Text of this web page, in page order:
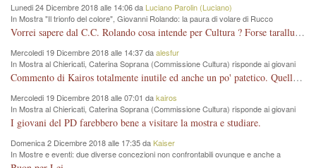
Lunedi 24 Dicembre 2018 alle 14:06 da Luciano Parolin (Luciano)
In Mostra "Il trionfo del colore", Giovanni Rolando: la paura di volare di Rucco
Vorrei sapere dal C.C. Rolando cosa intende per Cultura ? Forse tarallucci, vino e sagre, o spaghetti tricolori del PD ? Il continuo (s)parlare della mostra a Palazzo Chiericati caro consigliere DANNEGGIA FORTEMENTE l'immagine della città TUTTA e fa deviare i consensi che in RUSSIA (badi bene ex U.R.S.S.) sono ECCELLENTI. A livello artistico l'evento è di alta Valenza culturale, COMPITO di Tutta la Cittadinanza fare il possibile per propagandare l'iniziativa senza farne UN CASO PARTITICO come fa Lei da sempre. Meno Gazebo + Partecipazione! E così sia. Amen.
Mercoledi 19 Dicembre 2018 alle 14:37 daalesfur
In Mostra al Chiericati, Caterina Soprana (Commissione Cultura) risponde ai giovani
del Pd: "realizzata a costo zero per il Comune"
Commento di Kairos totalmente inutile ed anche un po' patetico. Quella che è completamente mancata è stata la promozione internazionale dell'evento effettuata da chi lo sa fare, l'amministrazione in questo è stata totalmente assente relegando al provincialismo una mostra che meritava ben altre platee ed i risultati sono sotto gli occhi di tutti. Su questo bisogna parlare, il fatto di averla organizzata al Chiericati certo non ha aiutato ma è un aspetto secondario rispetto a quello della promozione. In città con le mostre organizzate da Goldin - che certo ha fatto principalmente i suoi interessi, ma ne ha comunque beneficiato la città in immagine e commercio per il centro - arrivavano giornalmente pullman carichi di turisti. Dove sono i turisti ora?
Mercoledi 19 Dicembre 2018 alle 07:01 dakairos
In Mostra al Chiericati, Caterina Soprana (Commissione Cultura) risponde ai giovani
del Pd: "realizzata a costo zero per il Comune"
I giovani del PD farebbero bene a visitare la mostra e studiare.
Domenica 2 Dicembre 2018 alle 17:35 daKaiser
In Mostre e eventi: due diverse concezioni non confrontabili ovunque e anche a
Vicenza